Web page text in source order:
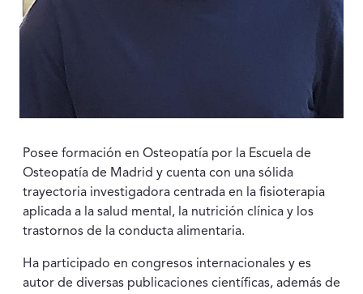
Posee formación en Osteopatía por la Escuela de
Osteopatía de Madrid y cuenta con una sólida
trayectoria investigadora centrada en la fisioterapia
aplicada a la salud mental, la nutrición clínica y los
trastornos de la conducta alimentaria.
Ha participado en congresos internacionales y es
autor de diversas publicaciones científicas, además de